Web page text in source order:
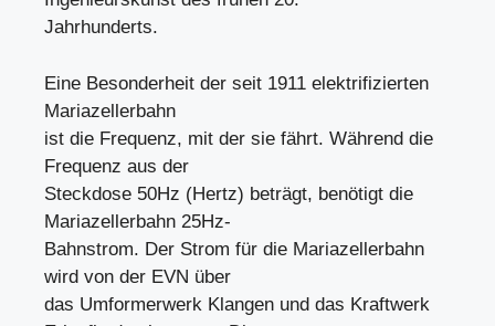
Jahrhunderts.
Eine Besonderheit der seit 1911 elektrifizierten
Mariazellerbahn
ist die Frequenz, mit der sie fährt. Während die
Frequenz aus der
Steckdose 50Hz (Hertz) beträgt, benötigt die
Mariazellerbahn 25Hz-
Bahnstrom. Der Strom für die Mariazellerbahn
wird von der EVN über
das Umformerwerk Klangen und das Kraftwerk